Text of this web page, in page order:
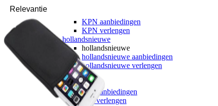
KPN aanbiedingen
KPN verlengen
hollandsnieuwe
hollandsnieuwe
hollandsnieuwe aanbiedingen
hollandsnieuwe verlengen
Ben
Ben
Ben aanbiedingen
Ben verlengen